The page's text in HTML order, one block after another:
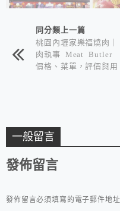
同分類上一篇
桃園內壢家樂福燒肉｜
肉執事 Meat Butler
價格、菜單，評價與用
一般留言
發佈留言
發佈留言必須填寫的電子郵件地